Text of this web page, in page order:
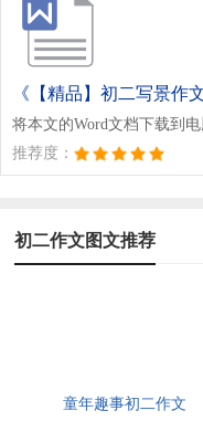
《【精品】初二写景作
将本文的Word文档下载到
推荐度：
初二作文图文推荐
童年趣事初二作文